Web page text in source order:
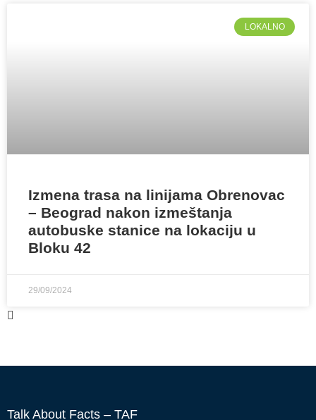
LOKALNO
Izmena trasa na linijama Obrenovac
– Beograd nakon izmeštanja
autobuske stanice na lokaciju u
Bloku 42
29/09/2024
Talk About Facts – TAF